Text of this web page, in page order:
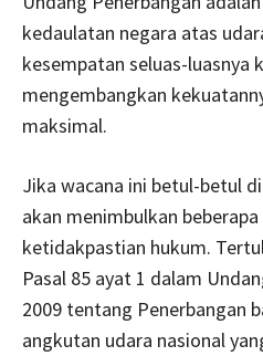
kedaulatan negara atas
kesempatan seluas-luasnya
mengembangkan
maksimal.
Jika wacana ini betul-betul
akan menimbulkan
ketidakpastian hukum.
Pasal 85 ayat 1 dalam
2009 tentang Penerbangan
angkutan udara nasional